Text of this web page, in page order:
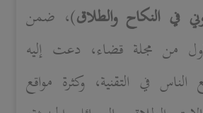
في النكاح والطلاق)، ضمن
من مجلة قضاء، دعت إليه
في التقنية، وكثرة مواقع